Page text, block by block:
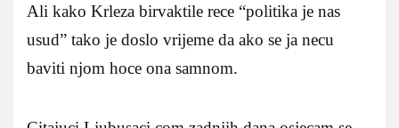
Ali kako Krleza birvaktile rece “politika je nas
usud” tako je doslo vrijeme da ako se ja necu
baviti njom hoce ona samnom.